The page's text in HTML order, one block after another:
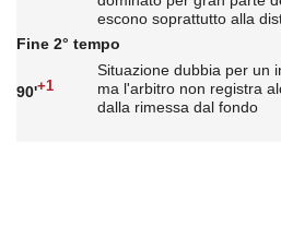
escono soprattutto alla
Fine 2° tempo
90'+1
Situazione dubbia per un
ma l'arbitro non registra
dalla rimessa dal fondo